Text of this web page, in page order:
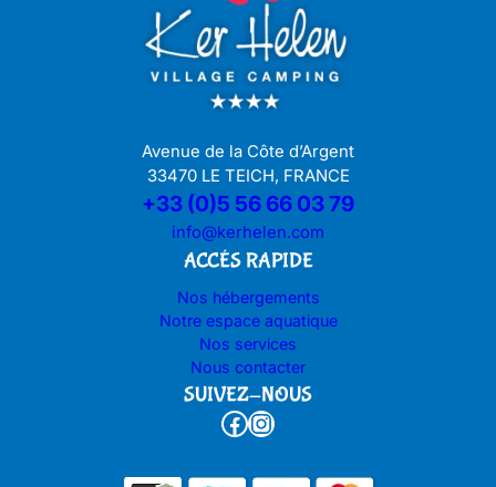
Avenue de la Côte d’Argent
33470 LE TEICH, FRANCE
+33 (0)5 56 66 03 79
info@kerhelen.com
ACCÉS RAPIDE
Nos hébergements
Notre espace aquatique
Nos services
Nous contacter
SUIVEZ-NOUS
Facebook Instagram